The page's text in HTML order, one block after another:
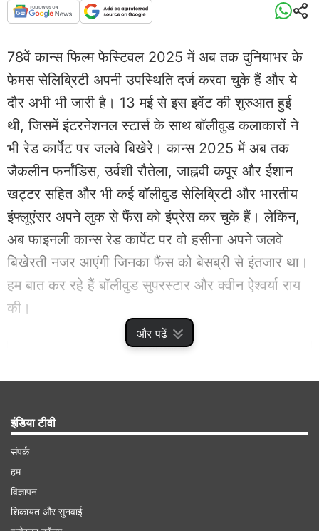
और पढ़ें
78वें कान्स फिल्म फेस्टिवल 2025 में अब तक दुनियाभर के
फेमस सेलिब्रिटी अपनी उपस्थिति दर्ज करवा चुके हैं और ये
दौर अभी भी जारी है। 13 मई से इस इवेंट की शुरुआत हुई
थी, जिसमें इंटरनेशनल स्टार्स के साथ बॉलीवुड कलाकारों ने
भी रेड कार्पेट पर जलवे बिखेरे। कान्स 2025 में अब तक
जैकलीन फर्नांडिस, उर्वशी रौतेला, जाह्नवी कपूर और ईशान
खट्टर सहित और भी कई बॉलीवुड सेलिब्रिटी और भारतीय
इंफ्लूएंसर अपने लुक से फैंस को इंप्रेस कर चुके हैं। लेकिन,
अब फाइनली कान्स रेड कार्पेट पर वो हसीना अपने जलवे
बिखेरती नजर आएंगी जिनका फैंस को बेसब्री से इंतजार था।
हम बात कर रहे हैं बॉलीवुड सुपरस्टार और क्वीन ऐश्वर्या राय
की।
Advertisement
इंडिया टीवी
संपर्क
हम
विज्ञापन
शिकायत और सुनवाई